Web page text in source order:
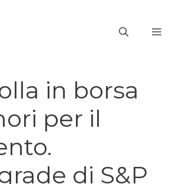
in borsa
per il
di S&P